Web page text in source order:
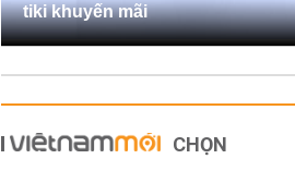
tiki khuyến mãi
CHỌN